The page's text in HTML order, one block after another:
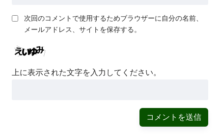
次回のコメントで使用するためブラウザーに自分の名前、
メールアドレス、サイトを保存する。
上に表示された文字を入力してください。